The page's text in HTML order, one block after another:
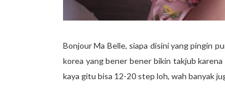
Bonjour Ma Belle, siapa disini yang pingin
korea yang bener bener bikin takjub
kaya gitu bisa 12-20 step loh, wah banyak